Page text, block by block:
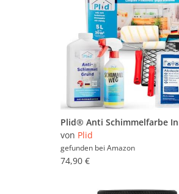
von Plid
gefunden bei Amazon
74,90 €